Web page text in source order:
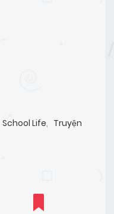
School Life, Truyện